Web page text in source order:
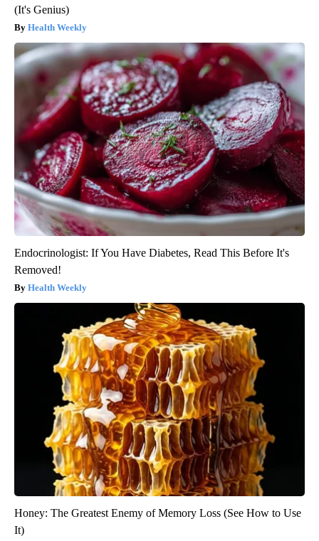
(It's Genius)
Health Weekly
Endocrinologist: If You Have Diabetes, Read This Before It's
Removed!
Health Weekly
Honey: The Greatest Enemy of Memory Loss (See How to Use
It)